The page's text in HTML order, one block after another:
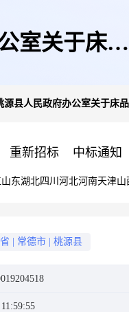
室关于床品
源县人民政府办公室关于床
重新招标 中标通知
山东湖北四川 河北河南天津山
常德市 桃源县